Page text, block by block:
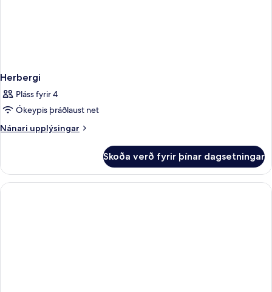
Herbergi
Pláss fyrir 4
Ókeypis þráðlaust net
Nánari upplýsingar
Nánari
Skoða verð fyrir þínar dagsetningar